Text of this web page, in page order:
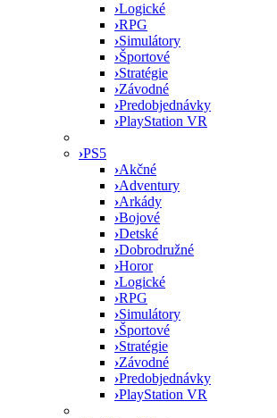
›Logické
›RPG
›Simulátory
›Športové
›Stratégie
›Závodné
›Predobjednávky
›PlayStation VR
›PS5
›Akčné
›Adventury
›Arkády
›Bojové
›Detské
›Dobrodružné
›Horor
›Logické
›RPG
›Simulátory
›Športové
›Stratégie
›Závodné
›Predobjednávky
›PlayStation VR